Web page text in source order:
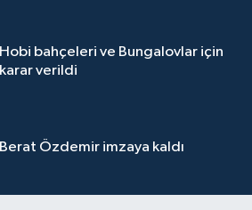
Hobi bahçeleri ve Bungalovlar için
karar verildi
Berat Özdemir imzaya kaldı